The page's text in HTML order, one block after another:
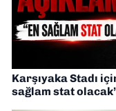
Karşıyaka Stadı
sağlam stat